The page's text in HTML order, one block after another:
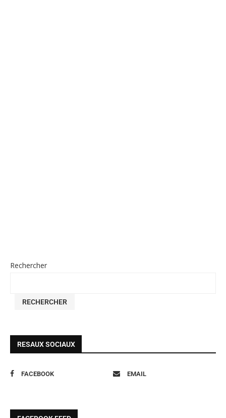
Rechercher
RECHERCHER
RESAUX SOCIAUX
FACEBOOK EMAIL